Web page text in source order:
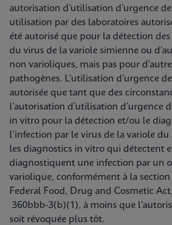
autorisation d’utilisation d’urgence
utilisation par des laboratoires
été autorisé que pour la détection
du virus de la variole simienne ou
non varioliques, mais pas pour
pathogènes. L’utilisation d’urgence
autorisée que tant que des
l’autorisation d’utilisation d’urgence
in vitro pour la détection et/ou le
l’infection par le virus de la variole
les diagnostics in vitro qui détectent
diagnostiquent une infection par un
variolique, conformément à la
Federal Food, Drug and Cosmetic
360bbb-3(b)(1), à moins que
soit révoquée plus tôt.